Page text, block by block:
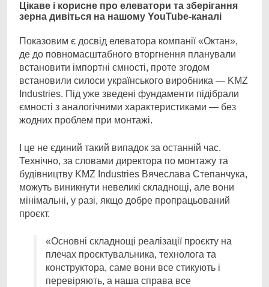
Цікаве і корисне про елеватори та зберігання
зерна дивіться на нашому YouTube-каналі
Показовим є досвід елеватора компанії «Октан»,
де до повномасштабного вторгнення планували
встановити імпортні ємності, проте згодом
встановили силоси українського виробника — KMZ
Industries. Під уже зведені фундаменти підібрали
ємності з аналогічними характеристиками — без
жодних проблем при монтажі.
І це не єдиний такий випадок за останній час.
Технічно, за словами директора по монтажу та
будівництву KMZ Industries Вячеслава Степанчука,
можуть виникнути невеликі складнощі, але вони
мінімальні, у разі, якщо добре пропрацьований
проєкт.
«Основні складнощі реалізації проєкту на
плечах проєктувальника, технолога та
конструктора, саме вони все стикують і
перевіряють, а наша справа все